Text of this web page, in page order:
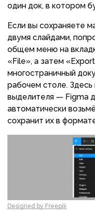
один док, в котором
Если вы сохраняете
двумя слайдами,
общем меню на
«File», а затем
многостраничный
рабочем столе.
выделителя — Figma
автоматически
сохранит их в
Designed by Freepik